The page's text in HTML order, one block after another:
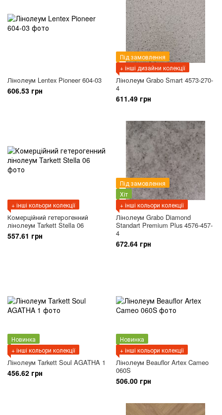
Лінолеум Lentex Pioneer 604-03
606.53 грн
Під замовлення
+ інші дизайни колекції
Лінолеум Grabo Smart 4573-270-
4
611.49 грн
+ інші кольори колекції
Комерційний гетерогенний
лінолеум Tarkett Stella 06
557.61 грн
Під замовлення
Хіт
+ інші кольори колекції
Лінолеум Grabo Diamond
Standart Premium Plus 4576-457-
4
672.64 грн
Новинка
+ інші кольори колекції
Лінолеум Tarkett Soul AGATHA 1
456.62 грн
Новинка
+ інші кольори колекції
Лінолеум Beauflor Artex Cameo
060S
506.00 грн